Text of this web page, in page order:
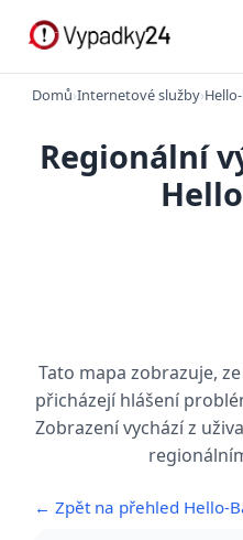
Domů›Internetové služby›
Regionální
Tato mapa zobrazuje,
přicházejí hlášení
Zobrazení vychází z
← Zpět na přehled Hello-